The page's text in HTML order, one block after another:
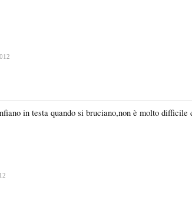
in testa quando si bruciano,non è molto difficile